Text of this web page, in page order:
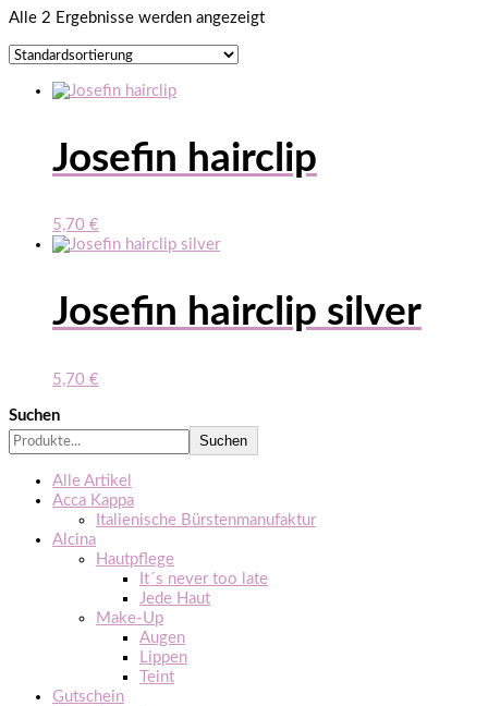
Alle 2 Ergebnisse werden angezeigt
Josefin hairclip
5,70 €
Josefin hairclip silver
5,70 €
Suchen
Suchen
Alle Artikel
Acca Kappa
Italienische Bürstenmanufaktur
Alcina
Hautpflege
It´s never too late
Jede Haut
Make-Up
Augen
Lippen
Teint
Gutschein